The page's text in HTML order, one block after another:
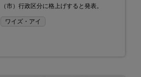
（市）行政区分に格上げすると発表。
ワイズ・アイ